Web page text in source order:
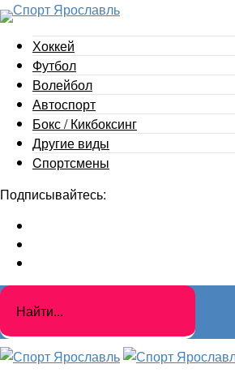
Хоккей
Футбол
Волейбол
Автоспорт
Бокс / Кикбоксинг
Другие виды
Cпортсмены
Подписывайтесь: